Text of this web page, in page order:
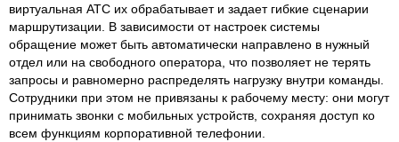
виртуальная АТС их обрабатывает и задает гибкие сценарии
маршрутизации. В зависимости от настроек системы
обращение может быть автоматически направлено в нужный
отдел или на свободного оператора, что позволяет не терять
запросы и равномерно распределять нагрузку внутри команды.
Сотрудники при этом не привязаны к рабочему месту: они могут
принимать звонки с мобильных устройств, сохраняя доступ ко
всем функциям корпоративной телефонии.